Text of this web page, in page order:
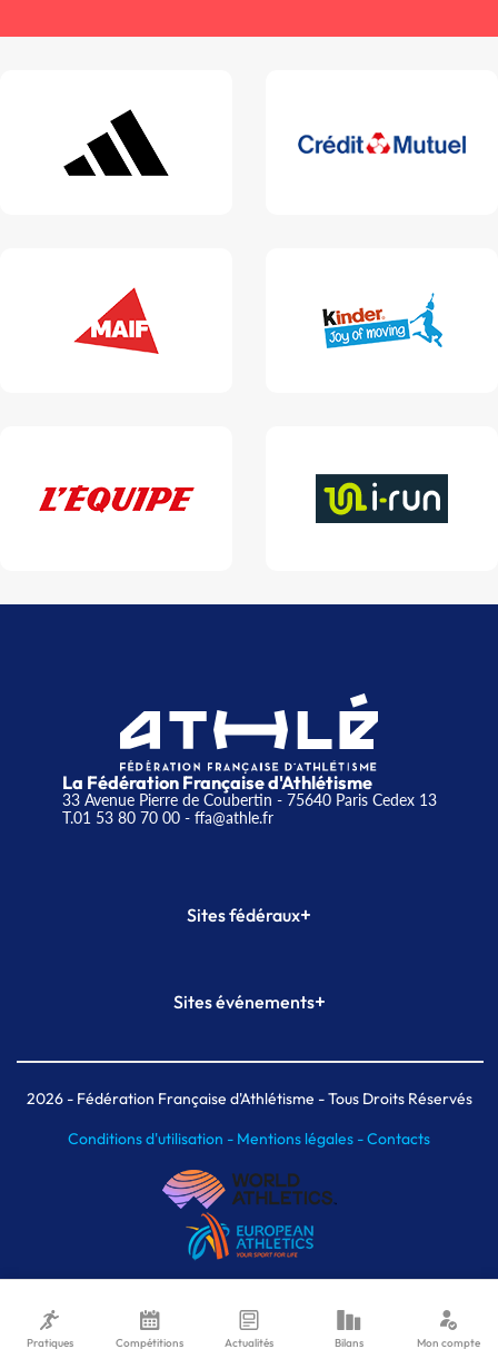
La Fédération Française d'Athlétisme
33 Avenue Pierre de Coubertin - 75640 Paris Cedex 13
T.01 53 80 70 00- ffa@athle.fr
Sites fédéraux+
Plateforme Formation
Sites événements+
Meeting de Paris indoor
MAIF Ekiden de Paris
2026- Fédération Française d'Athlétisme - Tous Droits Réservés
Conditions d'utilisation - Mentions légales -Contacts
Pratiques Compétitions Actualités Bilans Mon compte